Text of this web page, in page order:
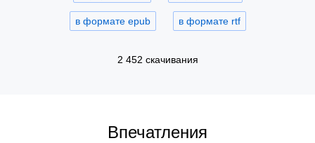
в формате epub в формате rtf
2 452 скачивания
Впечатления